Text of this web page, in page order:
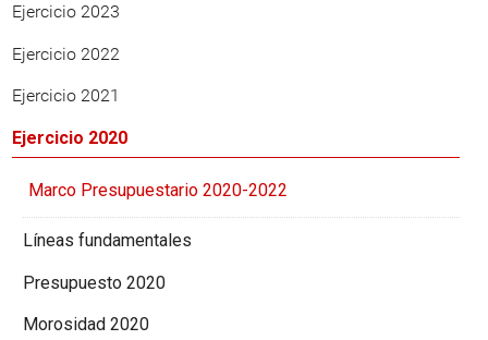
Ejercicio 2023
Ejercicio 2022
Ejercicio 2021
Ejercicio 2020
Marco Presupuestario 2020-2022
Líneas fundamentales
Presupuesto 2020
Morosidad 2020